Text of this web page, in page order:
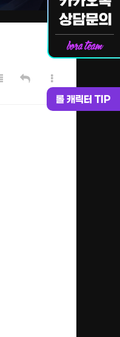
롤 캐릭터 TIP